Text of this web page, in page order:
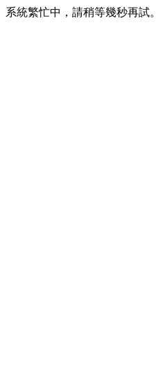
系統繁忙中，請稍等幾秒再試。